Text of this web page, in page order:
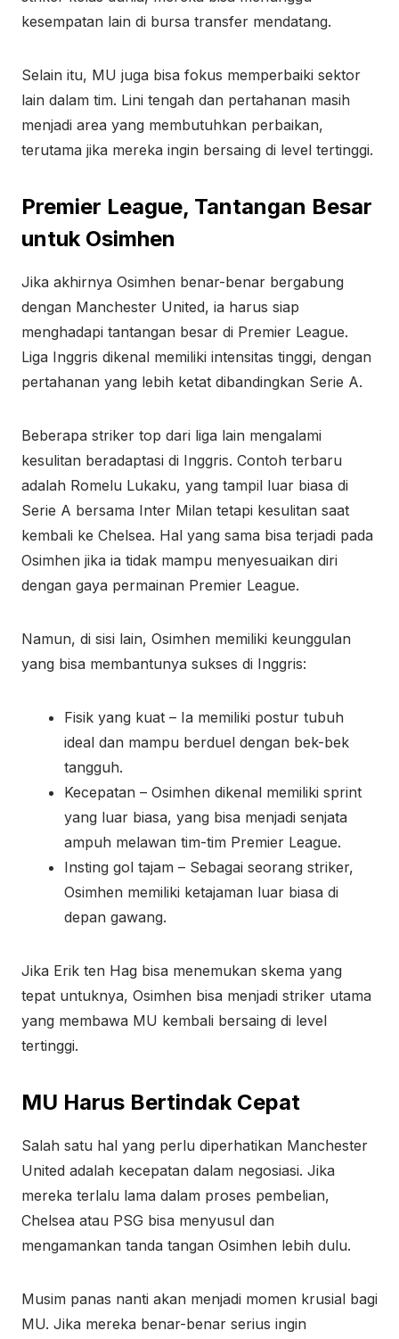
kesempatan lain di bursa transfer mendatang.
Selain itu, MU juga bisa fokus memperbaiki sektor
lain dalam tim. Lini tengah dan pertahanan masih
menjadi area yang membutuhkan perbaikan,
terutama jika mereka ingin bersaing di level tertinggi.
Premier League, Tantangan Besar
untuk Osimhen
Jika akhirnya Osimhen benar-benar bergabung
dengan Manchester United, ia harus siap
menghadapi tantangan besar di Premier League.
Liga Inggris dikenal memiliki intensitas tinggi, dengan
pertahanan yang lebih ketat dibandingkan Serie A.
Beberapa striker top dari liga lain mengalami
kesulitan beradaptasi di Inggris. Contoh terbaru
adalah Romelu Lukaku, yang tampil luar biasa di
Serie A bersama Inter Milan tetapi kesulitan saat
kembali ke Chelsea. Hal yang sama bisa terjadi pada
Osimhen jika ia tidak mampu menyesuaikan diri
dengan gaya permainan Premier League.
Namun, di sisi lain, Osimhen memiliki keunggulan
yang bisa membantunya sukses di Inggris:
Fisik yang kuat – Ia memiliki postur tubuh
ideal dan mampu berduel dengan bek-bek
tangguh.
Kecepatan – Osimhen dikenal memiliki sprint
yang luar biasa, yang bisa menjadi senjata
ampuh melawan tim-tim Premier League.
Insting gol tajam – Sebagai seorang striker,
Osimhen memiliki ketajaman luar biasa di
depan gawang.
Jika Erik ten Hag bisa menemukan skema yang
tepat untuknya, Osimhen bisa menjadi striker utama
yang membawa MU kembali bersaing di level
tertinggi.
MU Harus Bertindak Cepat
Salah satu hal yang perlu diperhatikan Manchester
United adalah kecepatan dalam negosiasi. Jika
mereka terlalu lama dalam proses pembelian,
Chelsea atau PSG bisa menyusul dan
mengamankan tanda tangan Osimhen lebih dulu.
Musim panas nanti akan menjadi momen krusial bagi
MU. Jika mereka benar-benar serius ingin